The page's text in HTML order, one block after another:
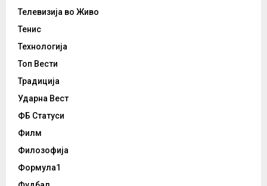
Телевизија во Живо
Тенис
Технологија
Топ Вести
Традиција
Ударна Вест
ФБ Статуси
Филм
Филозофија
Формула1